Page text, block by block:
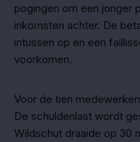
pogingen om een jonger
inkomsten achter. De
intussen op en een
voorkomen.
Voor de tien
De schuldenlast wordt
Wildschut draaide op 30